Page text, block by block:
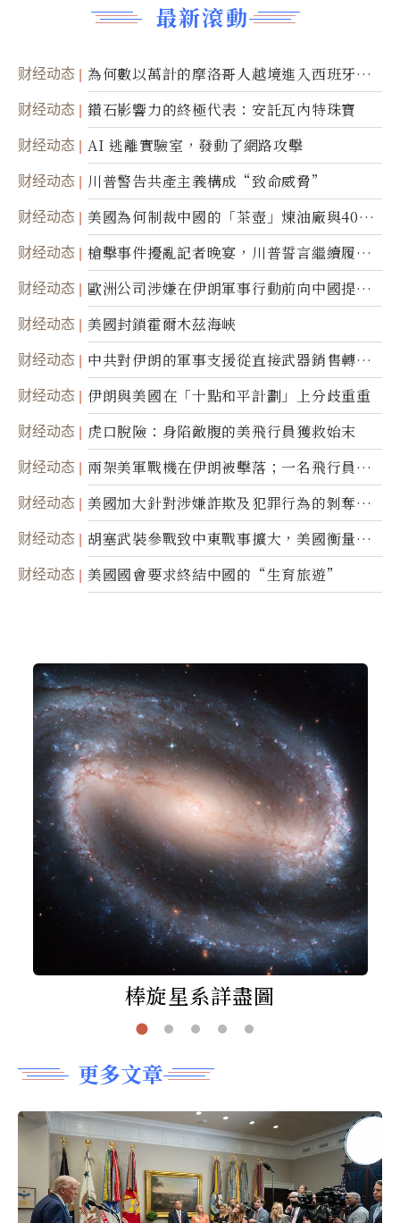
最新滾動
财经动态
為何數以萬計的摩洛哥人越境進入西班牙休
達
财经动态 鑽石影響力的終極代表：安託瓦內特珠寶
财经动态 AI 逃離實驗室，發動了網路攻擊
财经动态 川普警告共產主義構成“致命威脅”
财经动态
美國為何制裁中國的「茶壺」煉油廠與40家
航運公司
财经动态
槍擊事件擾亂記者晚宴，川普誓言繼續履行
職責
财经动态
歐洲公司涉嫌在伊朗軍事行動前向中國提供
美軍基地的衛星影像
财经动态 美國封鎖霍爾木茲海峽
财经动态
中共對伊朗的軍事支援從直接武器銷售轉向
間接技術轉讓
财经动态 伊朗與美國在「十點和平計劃」上分歧重重
财经动态 虎口脫險：身陷敵腹的美飛行員獲救始末
财经动态
兩架美軍戰機在伊朗被擊落；一名飛行員失
蹤
财经动态
美國加大針對涉嫌詐欺及犯罪行為的剝奪公
民權力度
财经动态
胡塞武裝參戰致中東戰事擴大，美國衡量地
面入侵的可能性
财经动态 美國國會要求終結中國的“生育旅遊”
棒旋星系詳盡圖
更多文章